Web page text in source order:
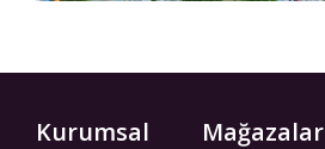
Kurumsal Mağazalar